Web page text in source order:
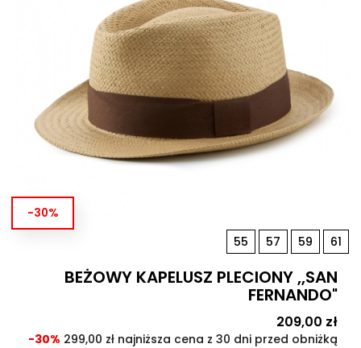
-30%
55 57 59 61
BEŻOWY KAPELUSZ PLECIONY ,,SAN
FERNANDO"
Cena
209,00 zł
-30% 299,00 zł najniższa cena z 30 dni przed obniżką